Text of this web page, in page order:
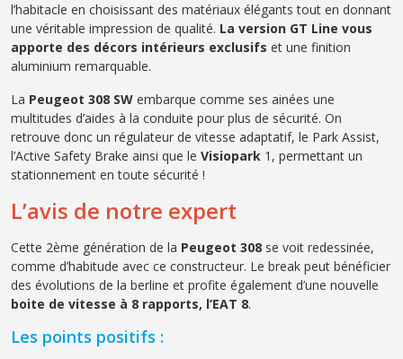
l’habitacle en choisissant des matériaux élégants tout en donnant
une véritable impression de qualité. La version GT Line vous
apporte des décors intérieurs exclusifs et une finition
aluminium remarquable.
La Peugeot 308 SW embarque comme ses ainées une
multitudes d’aides à la conduite pour plus de sécurité. On
retrouve donc un régulateur de vitesse adaptatif, le Park Assist,
l’Active Safety Brake ainsi que le Visiopark 1, permettant un
stationnement en toute sécurité !
L’avis de notre expert
Cette 2ème génération de la Peugeot 308 se voit redessinée,
comme d’habitude avec ce constructeur. Le break peut bénéficier
des évolutions de la berline et profite également d’une nouvelle
boite de vitesse à 8 rapports, l’EAT 8.
Les points positifs :